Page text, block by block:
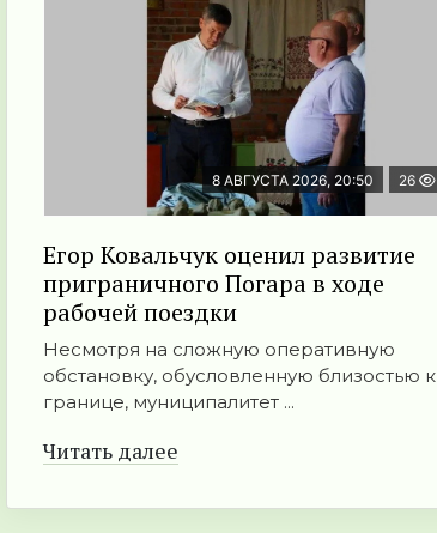
8 АВГУСТА 2026, 20:50 26
Егор Ковальчук оценил развитие
приграничного Погара в ходе
рабочей поездки
Несмотря на сложную оперативную
обстановку, обусловленную близостью к
границе, муниципалитет ...
Читать далее